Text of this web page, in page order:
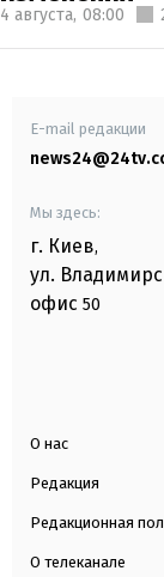
4 августа, 08:00
E-mail редакции
Мы здесь:
г. Киев,
ул.
офис 50
О нас
Редакция
Редакционная
О телеканале